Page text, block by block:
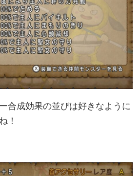
合成効果の並びは好きなように
！